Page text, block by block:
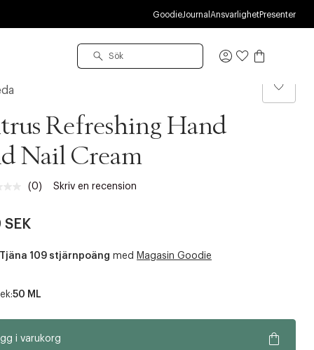
GoodieJournal AnsvarlighetPresenter
Logga
Refreshing Hand
Nail Cream
Inget
till
(0) Skriv en recension
SEK
Tjäna 109 stjärnpoäng med Magasin Goodie
50 ML
i varukorg